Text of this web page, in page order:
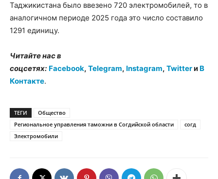
Таджикистана было ввезено 720 электромобилей, то в
аналогичном периоде 2025 года это число составило
1291 единицу.
Читайте нас в
соцсетях: Facebook, Telegram, Instagram, Twitterи В
Контакте.
ТЕГИ
Общество
Региональное управления таможни в Согдийской области
согд
Электромобили